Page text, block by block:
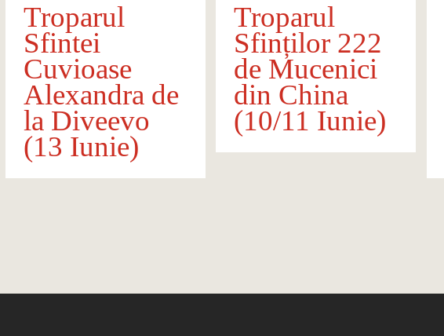
Troparul
Sfintei
Cuvioase
Alexandra de
la Diveevo
(13 Iunie)
Troparul
Sfinților 222
de Mucenici
din China
(10/11 Iunie)